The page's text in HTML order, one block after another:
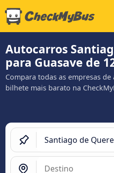
Autocarros
para Guasave de
Compara todas as empresas
bilhete mais barato na